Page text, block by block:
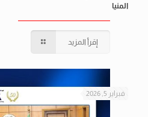
المنيا
إقرأ المزيد
فبراير 5, 2026